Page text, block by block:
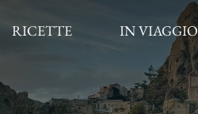
RICETTE IN VIAGGIO